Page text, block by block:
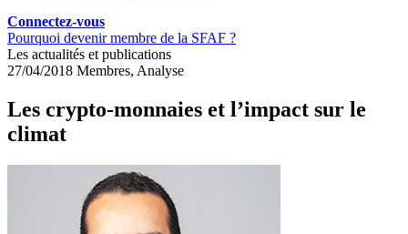
Connectez-vous
Pourquoi devenir membre de la SFAF ?
Les actualités et publications
27/04/2018 Membres, Analyse
Les crypto-monnaies et l’impact sur le
climat